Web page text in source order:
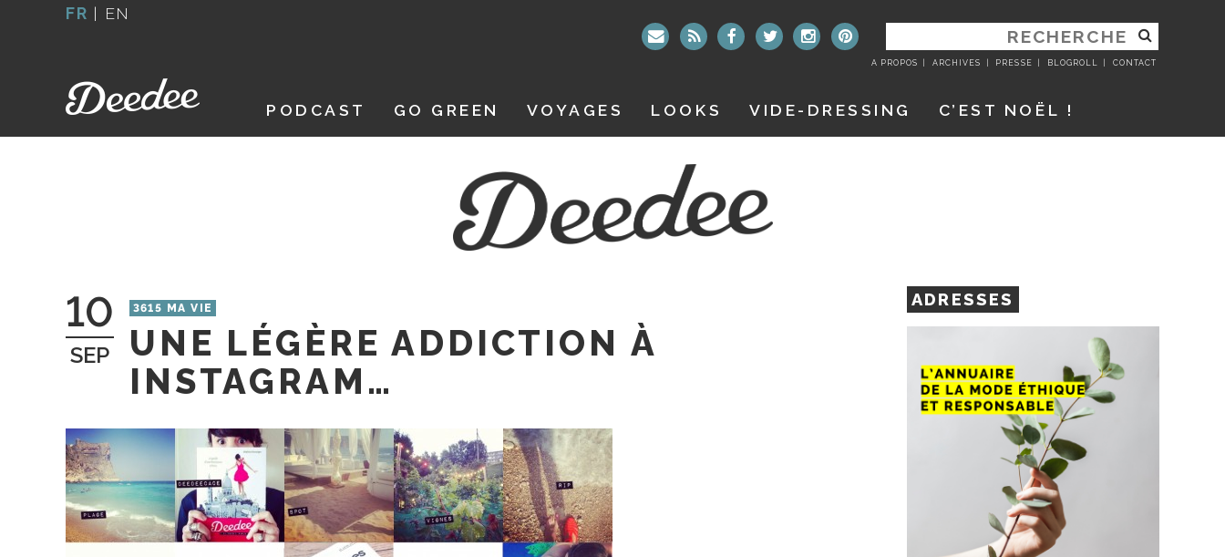
FR | EN
RECHERCHER
:
A PROPOS ARCHIVES PRESSE BLOGROLL CONTACT
PODCAST GO GREEN VOYAGES LOOKS VIDE-DRESSING C’EST NOËL !
10
SEP
3615 MA VIE
UNE LÉGÈRE ADDICTION À
INSTAGRAM…
ADRESSES